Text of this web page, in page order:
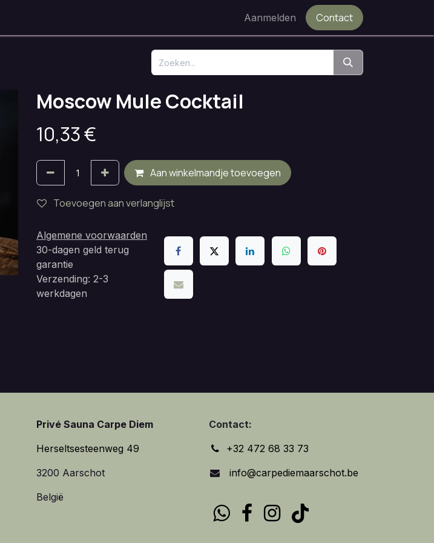
Aanmelden Contact
Moscow Mule Cocktail
10,33€
Aan winkelmandje toevoegen
Toevoegen aan verlanglijst
Algemene voorwaarden
30-dagen geld terug
garantie
Verzending: 2-3
werkdagen
Privé Sauna Carpe Diem
Herseltsesteenweg 49
3200 Aarschot
België
Contact:
+32 472 68 33 73
info@carpediemaarschot.be